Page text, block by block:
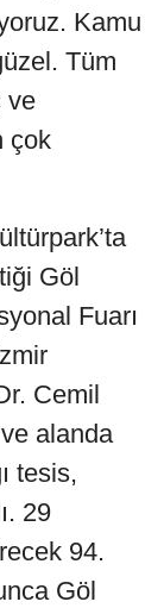
Kamu
Tüm
ve
çok
Göl
Fuarı
Cemil
alanda
tesis,
29
94.
Göl